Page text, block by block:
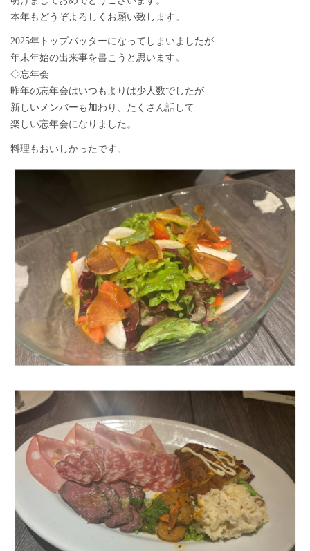
本年もどうぞよろしくお願い致します。
2025年トップバッターになってしまいましたが
年末年始の出来事を書こうと思います。
◇忘年会
昨年の忘年会はいつもよりは少人数でしたが
新しいメンバーも加わり、たくさん話して
楽しい忘年会になりました。
料理もおいしかったです。